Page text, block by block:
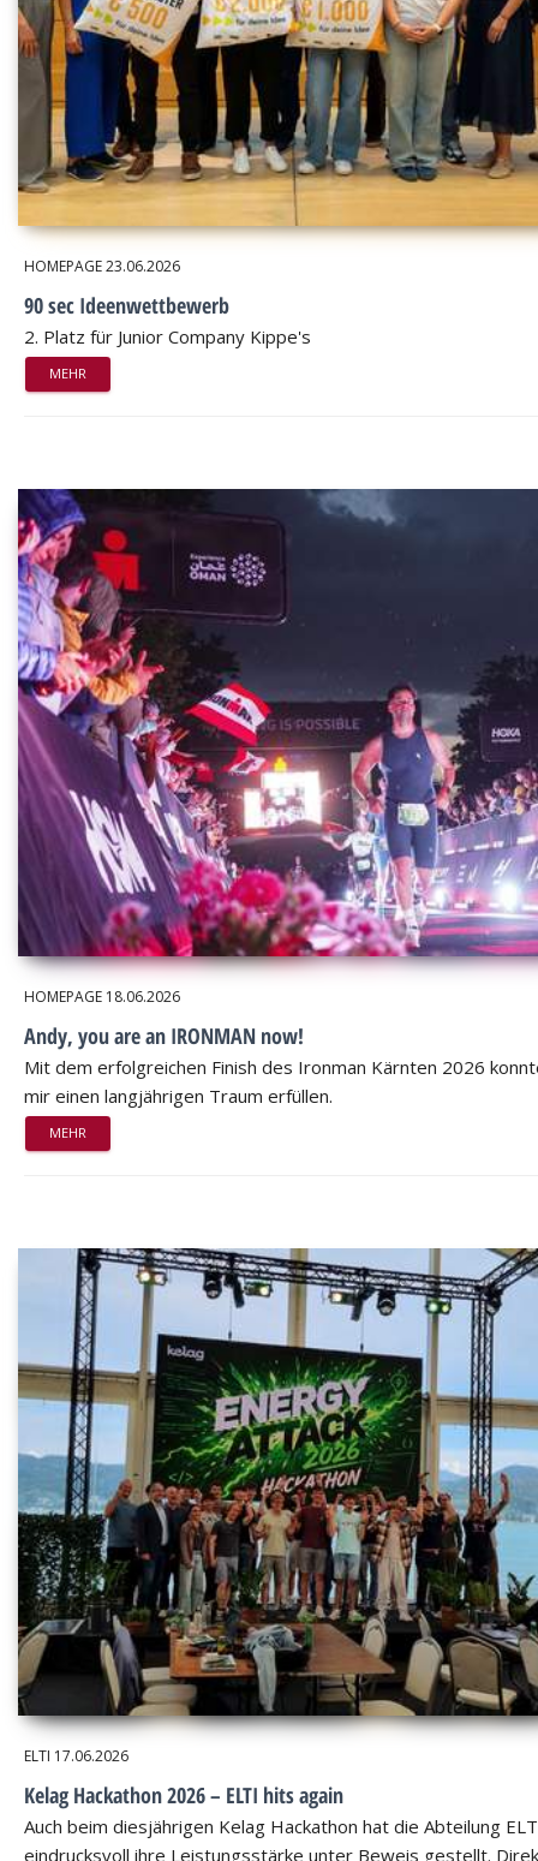
HOMEPAGE23.06.2026
90 sec Ideenwettbewerb
2. Platz für Junior Company Kippe's
MEHR
HOMEPAGE 18.06.2026
Andy, you are an IRONMAN now!
Mit dem erfolgreichen Finish des Ironman Kärnten 2026
mir einen langjährigen Traum erfüllen.
MEHR
ELTI 17.06.2026
Kelag Hackathon 2026 – ELTI hits again
Auch beim diesjährigen Kelag Hackathon hat die Abteilung
eindrucksvoll ihre Leistungsstärke unter Beweis gestellt.